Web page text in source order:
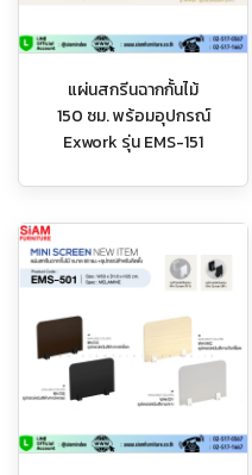
แผ่นสกรีนฉากกั้นไม้
150 ซม. พร้อมอุปกรณ์
Exwork รุ่น EMS-151